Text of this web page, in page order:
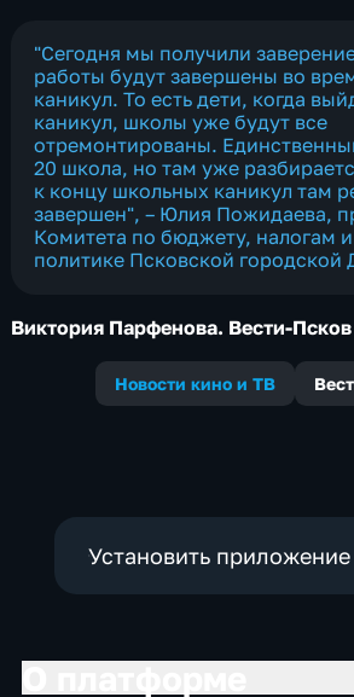
"Сегодня мы получили
работы будут завершены во
каникул. То есть дети, когда
каникул, школы уже будут все
отремонтированы.
20 школа, но там уже
к концу школьных каникул там
завершен", – Юлия Пожидаева,
Комитета по бюджету, налогам
политике Псковской городской
Виктория Парфенова. Вести-Псков
Новости кино и ТВ
Установить